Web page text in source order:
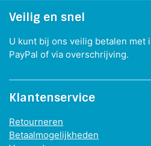
Veilig en snel
U kunt bij ons veilig betalen met
PayPal of via overschrijving.
Klantenservice
Retourneren
Betaalmogelijkheden